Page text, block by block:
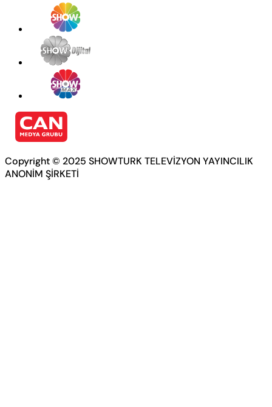
Copyright © 2025 SHOWTURK TELEVİZYON YAYINCILIK
ANONİM ŞİRKETİ